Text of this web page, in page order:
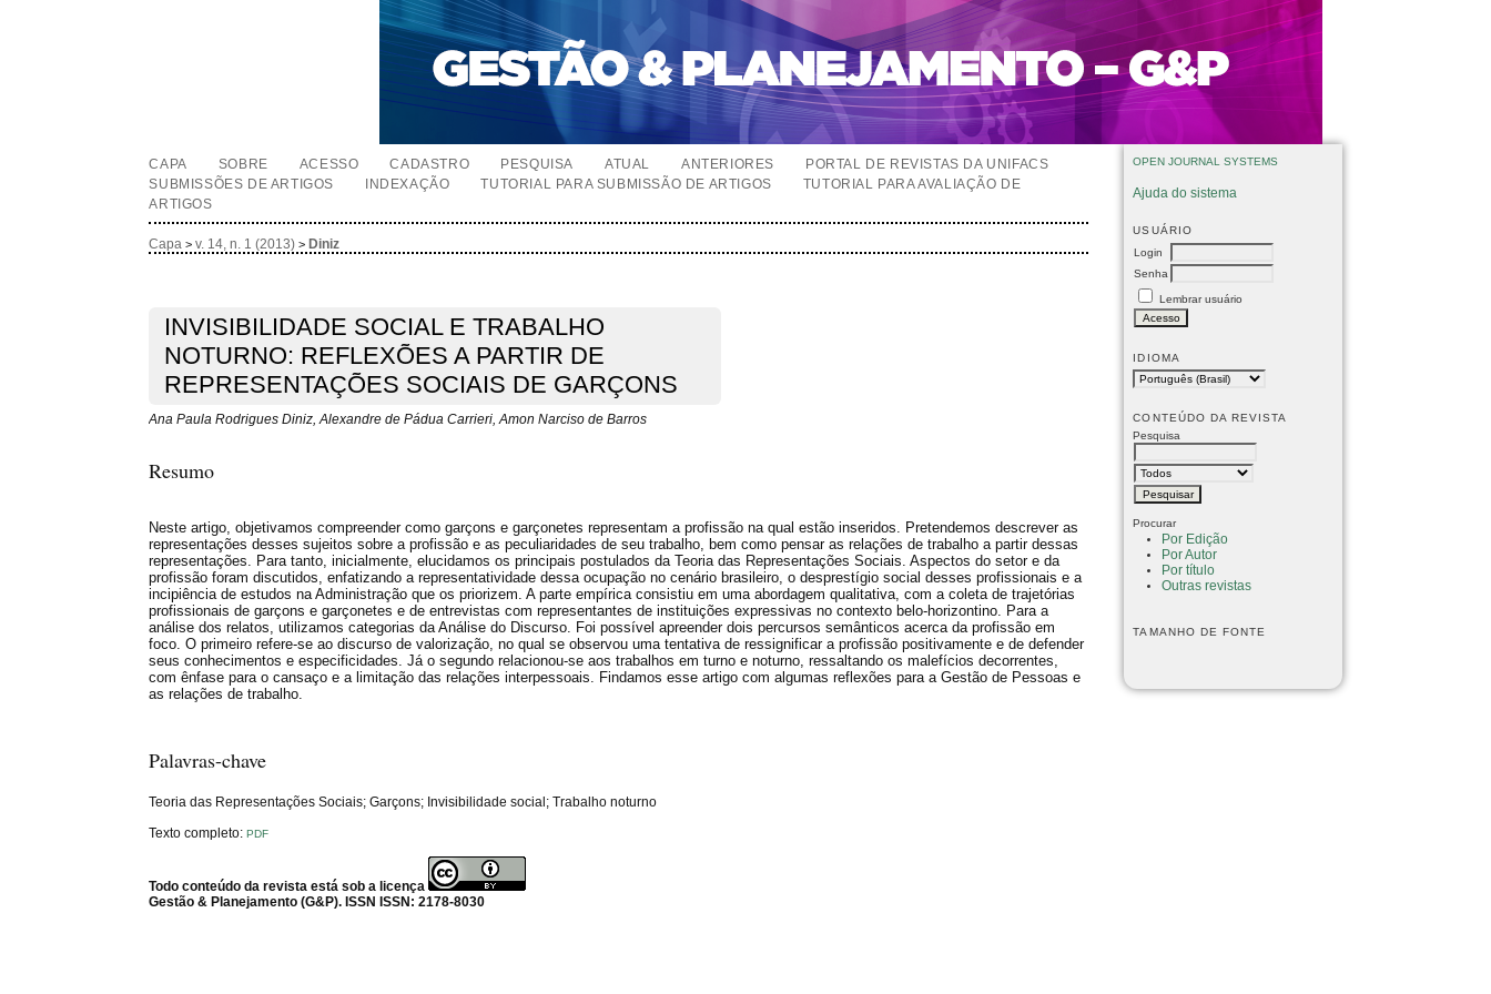
OPEN JOURNAL SYSTEMS
Ajuda do sistema
USUÁRIO
Login
Senha
Lembrar usuário
IDIOMA
CONTEÚDO DA REVISTA
Pesquisa
Procurar
Por Edição
Por Autor
Por título
Outras revistas
TAMANHO DE FONTE
CAPA SOBRE ACESSO CADASTRO PESQUISA ATUAL ANTERIORES
PORTAL DE REVISTAS DA UNIFACS
SUBMISSÕES DE ARTIGOS
INDEXAÇÃO TUTORIAL PARA SUBMISSÃO DE ARTIGOS
TUTORIAL PARA AVALIAÇÃO DE
ARTIGOS
Capa >v. 14, n. 1 (2013) > Diniz
INVISIBILIDADE SOCIAL E TRABALHO
NOTURNO: REFLEXÕES A PARTIR DE
REPRESENTAÇÕES SOCIAIS DE GARÇONS
Ana Paula Rodrigues Diniz, Alexandre de Pádua Carrieri, Amon Narciso de Barros
Resumo
Neste artigo, objetivamos compreender como garçons e garçonetes representam a profissão na qual estão inseridos. Pretendemos descrever as
representações desses sujeitos sobre a profissão e as peculiaridades de seu trabalho, bem como pensar as relações de trabalho a partir dessas
representações. Para tanto, inicialmente, elucidamos os principais postulados da Teoria das Representações Sociais. Aspectos do setor e da
profissão foram discutidos, enfatizando a representatividade dessa ocupação no cenário brasileiro, o desprestígio social desses profissionais e a
incipiência de estudos na Administração que os priorizem. A parte empírica consistiu em uma abordagem qualitativa, com a coleta de trajetórias
profissionais de garçons e garçonetes e de entrevistas com representantes de instituições expressivas no contexto belo-horizontino. Para a
análise dos relatos, utilizamos categorias da Análise do Discurso. Foi possível apreender dois percursos semânticos acerca da profissão em
foco. O primeiro refere-se ao discurso de valorização, no qual se observou uma tentativa de ressignificar a profissão positivamente e de defender
seus conhecimentos e especificidades. Já o segundo relacionou-se aos trabalhos em turno e noturno, ressaltando os malefícios decorrentes,
com ênfase para o cansaço e a limitação das relações interpessoais. Findamos esse artigo com algumas reflexões para a Gestão de Pessoas e
as relações de trabalho.
Palavras-chave
Teoria das Representações Sociais; Garçons; Invisibilidade social; Trabalho noturno
Texto completo:PDF
Todo conteúdo da revista está sob a licença
Gestão & Planejamento (G&P). ISSN ISSN: 2178-8030